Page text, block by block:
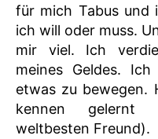
für mich Tabus und
ich will oder muss.
mir viel. Ich
meines Geldes.
etwas zu bewegen.
kennen gelernt
weltbesten Freund).